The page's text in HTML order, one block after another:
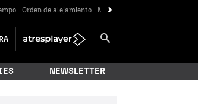
Orden de alejamiento Messi
NEWSLETTER